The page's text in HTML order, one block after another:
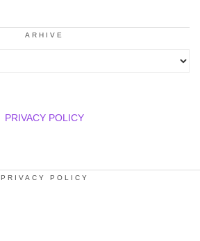
ARHIVE
PRIVACY POLICY
PRIVACY POLICY